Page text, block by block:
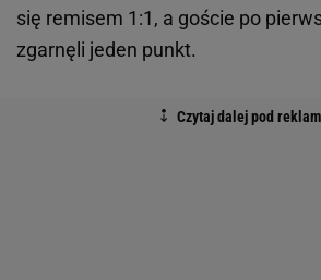
się remisem 1:1, a goście po
zgarnęli jeden punkt.